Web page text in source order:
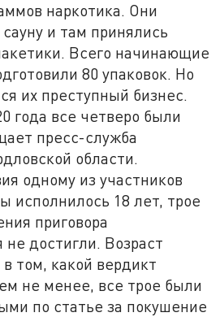
наркотика. Они
и там принялись
Всего начинающие
80 упаковок. Но
их преступный бизнес.
года все четверо были
пресс-служба
области.
одному из участников
исполнилось 18 лет, трое
приговора
достигли. Возраст
том, какой вердикт
не менее, все трое были
по статье за покушение